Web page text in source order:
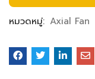
หมวดหมู่: Axial Fan